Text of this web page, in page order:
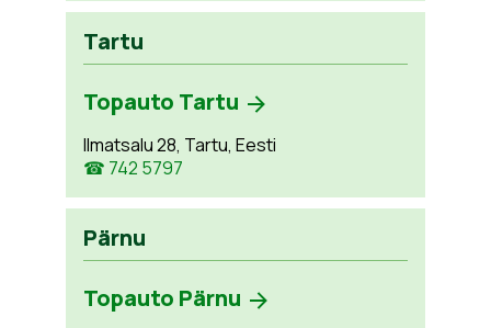
Tartu
Topauto Tartu
Ilmatsalu 28, Tartu, Eesti
☎ 742 5797
Pärnu
Topauto Pärnu